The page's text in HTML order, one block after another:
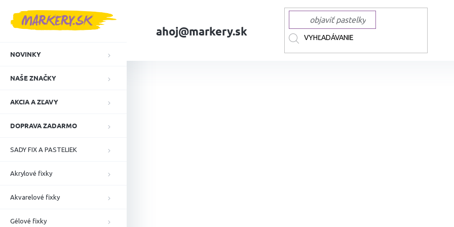
ahoj@markery.sk
NOVINKY
NAŠE ZNAČKY
AKCIA A ZĽAVY
DOPRAVA ZADARMO
SADY FIX A PASTELIEK
Akrylové fixky
Akvarelové fixky
Gélové fixky